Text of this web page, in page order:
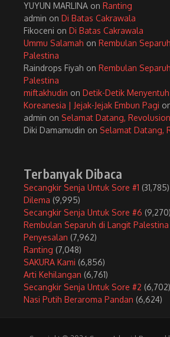
YUYUN MARLINA on Ranting
admin on Di Batas Cakrawala
Fikoceni on Di Batas Cakrawala
Ummu Salamah on Rembulan
Palestina
Raindrops Fiyah on Rembulan
Palestina
miftakhudin on Detik-Detik Menyentuh
Koreanesia | Jejak-Jejak Embun Pagi
admin on Selamat Datang,
Diki Damamudin on Selamat Datang,
Terbanyak Dibaca
Secangkir Senja Untuk Sore #1 (31,785)
Dilema (9,995)
Secangkir Senja Untuk Sore #6 (9,270)
Rembulan Separuh di Langit Palestina
Penyesalan (7,962)
Ranting (7,048)
SAKURA Kami (6,856)
Arti Kehilangan (6,761)
Secangkir Senja Untuk Sore #2 (6,702)
Nasi Putih Beraroma Pandan (6,624)